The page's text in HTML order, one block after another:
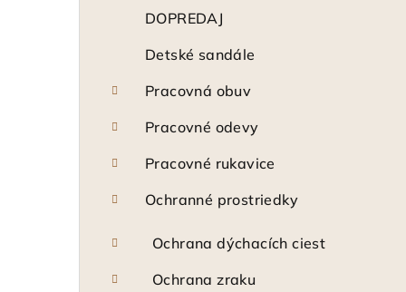
DOPREDAJ
Detské sandále
Pracovná obuv
Pracovné odevy
Pracovné rukavice
Ochranné prostriedky
Ochrana dýchacích ciest
Ochrana zraku